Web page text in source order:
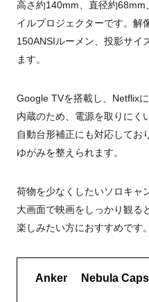
高さ約140mm、直径約
イルプロジェクターです。解
150ANSIルーメン、投影サイ
ます。
Google TVを搭載し、Netflix
内蔵のため、電源を取りにく
自動台形補正にも対応してお
ゆがみを整えられます。
荷物を少なくしたいソロキャ
大画面で映画をしっかり観る
楽しみたい方におすすめです。
Anker Nebula